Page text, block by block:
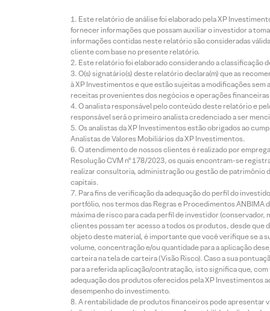
Este relatório de análise foi elaborado pela XP
fornecer informações que possam auxiliar o investidor a
informações contidas neste relatório são consideradas
cliente com base no presente relatório.
Este relatório foi elaborado considerando a classificação
O(s) signatário(s) deste relatório declara(m) que as
à XP Investimentos e que estão sujeitas a modificações
receitas provenientes dos negócios e operações
O analista responsável pelo conteúdo deste relatório e
responsável será o primeiro analista credenciado a ser
Os analistas da XP Investimentos estão obrigados ao
Analistas de Valores Mobiliários da XP Investimentos.
O atendimento de nossos clientes é realizado por
Resolução CVM nº 178/2023, os quais encontram-se
realizar consultoria, administração ou gestão de patrimônio
capitais.
Para fins de verificação da adequação do perfil do
portfólio, nos termos das Regras e Procedimentos
máxima de risco para cada perfil de investidor
clientes possam ter acesso a todos os produtos, desde que
objeto deste material, é importante que você verifique se a
volume, concentração e/ou quantidade para a aplicação
carteira na tela de carteira (Visão Risco). Caso a sua
para a referida aplicação/contratação, isto significa que,
adequação dos produtos oferecidos pela XP Investimentos
desempenho do investimento.
A rentabilidade de produtos financeiros pode apresentar